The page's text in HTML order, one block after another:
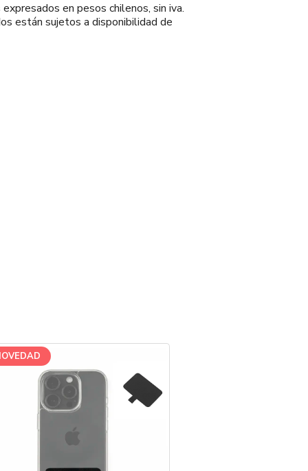
en pesos chilenos, sin iva.
están sujetos a disponibilidad de